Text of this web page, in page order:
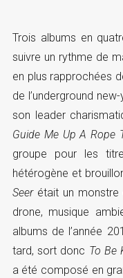
Trois albums en
suivre un rythme de
en plus rapprochées
de l’underground
son leader
Guide Me Up A Rope
groupe pour les
hétérogène et
Seerétait un monstre
drone, musique
albums de l’année
tard, sort donc To Be
a été composé en